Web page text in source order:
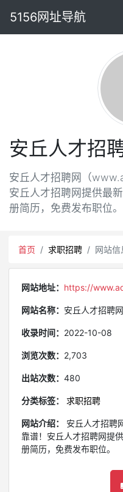
5156网址导航
安丘人才招
安丘人才招聘网（
安丘人才招聘网提供最
册简历，免费发布职位。
首页 求职招聘 网站信
网站地址： https://
网站名称： 安丘人才招聘网
收录时间： 2022-10-08
浏览次数： 2,703
出站次数： 480
分类标签： 求职招聘
网站介绍：
安丘人才招聘
靠谱！安丘人才招聘网提
册简历，免费发布职位。